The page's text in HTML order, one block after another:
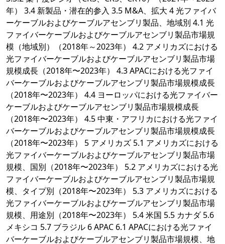
年） 3.4 新製品・潜在的参入 3.5 M&A、拡大 4 光ファイバ
ーケーブルおよびケーブルアセンブリ製品、地域別 4.1 光
ファイバーケーブルおよびケーブルアセンブリ製品市場規
模（地域別）（2018年～2023年） 4.2 アメリカズにおける
光ファイバーケーブルおよびケーブルアセンブリ製品市場
規模成長（2018年〜2023年） 4.3 APACにおける光ファイ
バーケーブルおよびケーブルアセンブリ製品市場規模成長
（2018年〜2023年） 4.4 ヨーロッパにおける光ファイバー
ケーブルおよびケーブルアセンブリ製品市場規模成長
（2018年〜2023年） 4.5 中東・アフリカにおける光ファイ
バーケーブルおよびケーブルアセンブリ製品市場規模成長
（2018年〜2023年） 5 アメリカズ 5.1 アメリカズにおける
光ファイバーケーブルおよびケーブルアセンブリ製品市場
規模、国別（2018年〜2023年） 5.2 アメリカズにおける光
ファイバーケーブルおよびケーブルアセンブリ製品市場規
模、タイプ別（2018年〜2023年） 5.3 アメリカズにおける
光ファイバーケーブルおよびケーブルアセンブリ製品市場
規模、用途別（2018年〜2023年） 5.4 米国 5.5 カナダ 5.6
メキシコ 5.7 ブラジル 6 APAC 6.1 APACにおける光ファイ
バーケーブルおよびケーブルアセンブリ製品市場規模、地